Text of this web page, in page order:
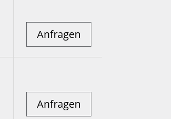
Anfragen
Anfragen